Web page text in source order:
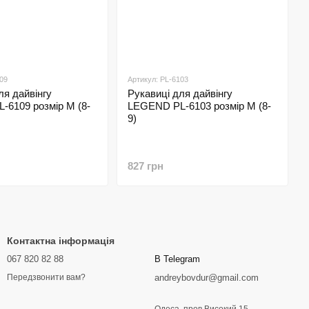
дайвінгу
6109 розмір M (8-
Артикул: PL-6103
Рукавиці для дайвінгу
LEGEND PL-6103 розмір M (8-
9)
827 грн
Контактна інформація
067 820 82 88
Передзвонити вам?
В Telegram
andreybovdur@gmail.com